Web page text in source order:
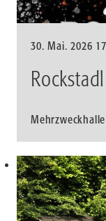
30. Mai. 2026
Rockstadl